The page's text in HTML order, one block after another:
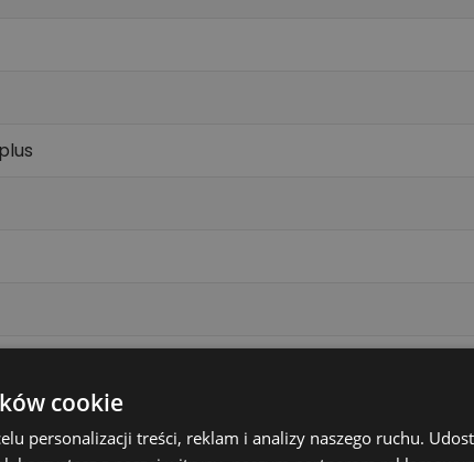
cookie
personalizacji treści, reklam i analizy naszego ruchu.